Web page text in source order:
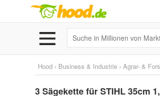
Hood › Business & Industrie › Agrar- &
3 Sägekette für STIHL 35cm